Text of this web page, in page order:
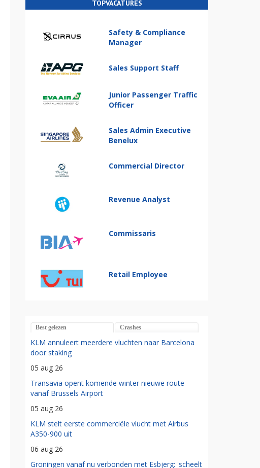
TOPVACATURES
Safety & Compliance
Manager
Sales Support Staff
Junior Passenger Traffic
Officer
Sales Admin Executive
Benelux
Commercial Director
Revenue Analyst
Commissaris
Retail Employee
Best gelezen Crashes
KLM annuleert meerdere vluchten naar Barcelona
door staking
05 aug 26
Transavia opent komende winter nieuwe route
vanaf Brussels Airport
05 aug 26
KLM stelt eerste commerciële vlucht met Airbus
A350-900 uit
06 aug 26
Groningen vanaf nu verbonden met Esbjerg: 'scheelt